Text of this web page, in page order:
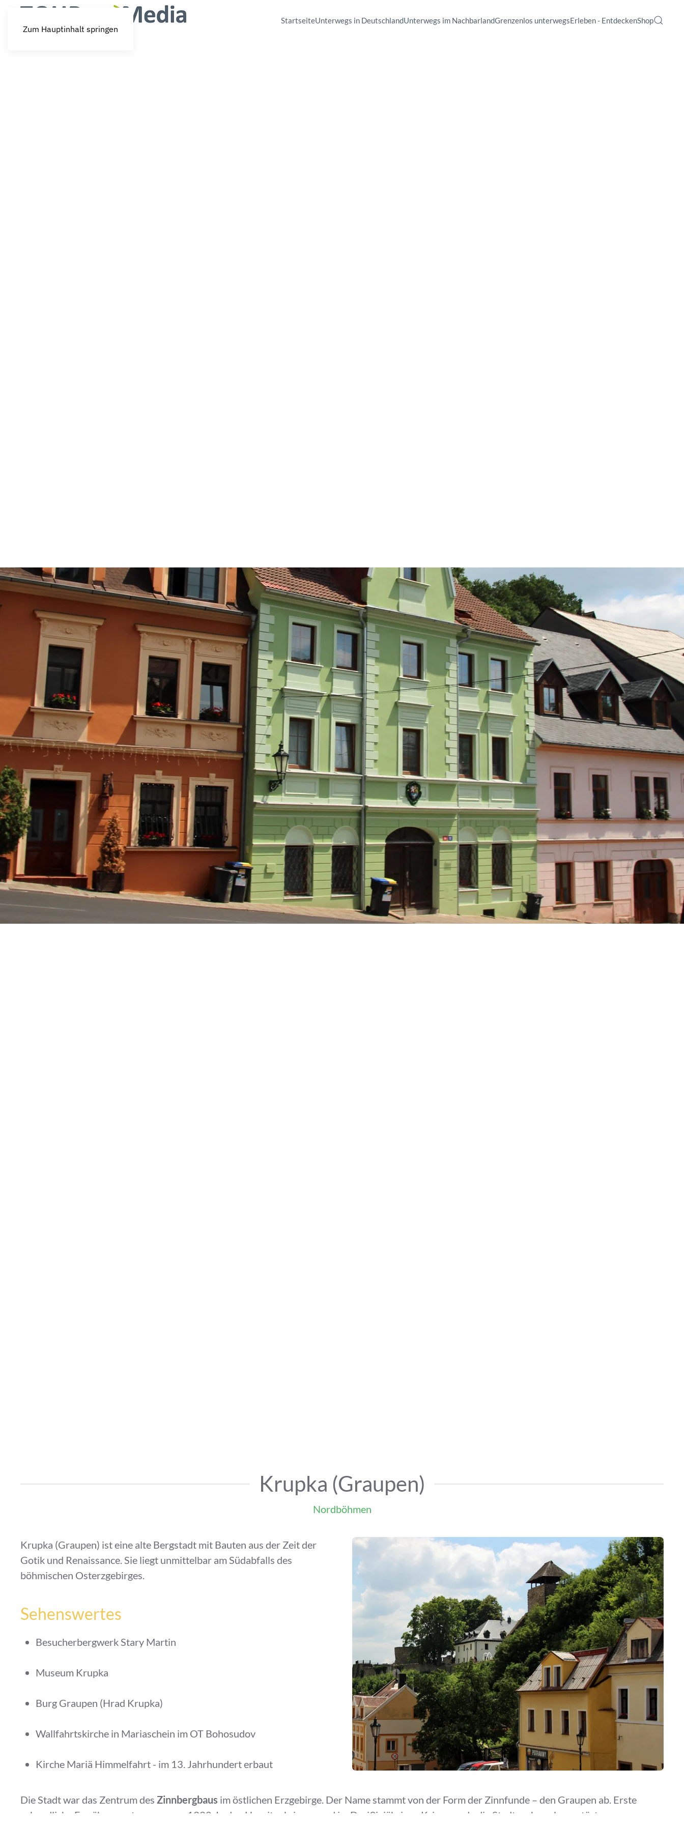
Zum Hauptinhalt springen
StartseiteUnterwegs in DeutschlandUnterwegs im NachbarlandGrenzenlos unterwegsErleben - EntdeckenShop
Krupka (Graupen)
Nordböhmen
Krupka (Graupen) ist eine alte Bergstadt mit Bauten aus der Zeit der
Gotik und Renaissance. Sie liegt unmittelbar am Südabfalls des
böhmischen Osterzgebirges.
Sehenswertes
Besucherbergwerk Stary Martin
Museum Krupka
Burg Graupen (Hrad Krupka)
Wallfahrtskirche in Mariaschein im OT Bohosudov
Kirche Mariä Himmelfahrt - im 13. Jahrhundert erbaut
Die Stadt war das Zentrum des Zinnbergbaus im östlichen Erzgebirge. Der Name stammt von der Form der Zinnfunde – den Graupen ab. Erste
urkundliche Erwähnung stammen von 1330. In den Hussitenkriegen und im Dreißigjährigen Krieg wurde die Stadt mehrmals zerstört.